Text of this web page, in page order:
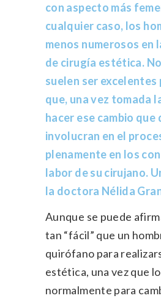
con aspecto más
cualquier caso, los
menos numerosos en
de cirugía estética.
suelen ser excelentes
que, una vez tomada
hacer ese cambio que
involucran en el
plenamente en los
labor de su cirujano.
la doctora Nélida
Aunque se puede
tan “fácil” que un
quirófano para
estética, una vez que
normalmente para